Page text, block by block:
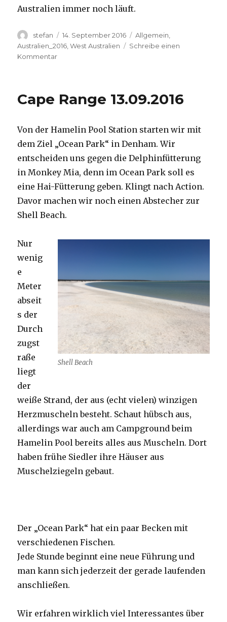
Australien immer noch läuft.
Autor
stefan
Veröffentlicht
am
14. September 2016 Kategorien
Allgemein
Australien_2016 ,West Australien
Schreibe einen
Kommentarzu
Cape Range 13.09.2016
Von der Hamelin Pool Station starten wir mit
dem Ziel „Ocean Park“ in Denham. Wir
entscheiden uns gegen die Delphinfütterung
in Monkey Mia, denn im Ocean Park soll es
eine Hai-Fütterung geben. Klingt nach Action.
Davor machen wir noch einen Abstecher zur
Shell Beach.
Shell Beach
Nur
wenig
e
Meter
abseit
s der
Durch
zugst
raße
liegt
der
weiße Strand, der aus (echt vielen) winzigen
Herzmuscheln besteht. Schaut hübsch aus,
allerdings war auch am Campground beim
Hamelin Pool bereits alles aus Muscheln. Dort
haben frühe Siedler ihre Häuser aus
Muschelziegeln gebaut.
Der „Ocean Park“ hat ein paar Becken mit
verschiedenen Fischen.
Jede Stunde beginnt eine neue Führung und
man kann sich jederzeit der gerade laufenden
anschließen.
Wir erfahren wirklich viel Interessantes über